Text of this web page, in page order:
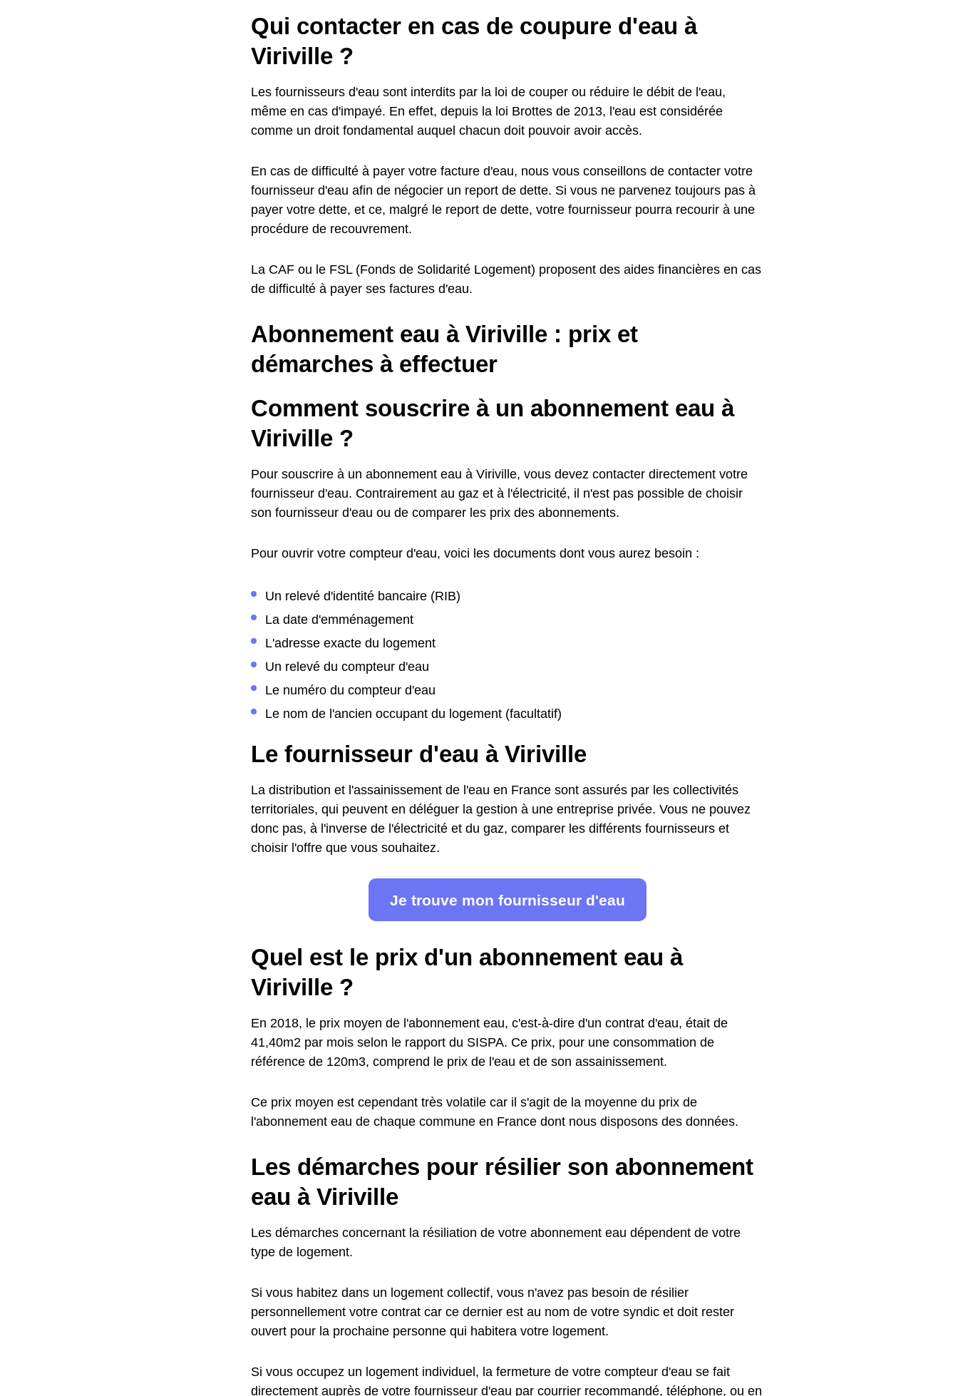
Qui contacter en cas de coupure d'eau à
Viriville ?
Les fournisseurs d'eau sont interdits par la loi de couper ou réduire le débit de l'eau,
même en cas d'impayé. En effet, depuis la loi Brottes de 2013, l'eau est considérée
comme un droit fondamental auquel chacun doit pouvoir avoir accès.
En cas de difficulté à payer votre facture d'eau, nous vous conseillons de contacter votre
fournisseur d'eau afin de négocier un report de dette. Si vous ne parvenez toujours pas à
payer votre dette, et ce, malgré le report de dette, votre fournisseur pourra recourir à une
procédure de recouvrement.
La CAF ou le FSL (Fonds de Solidarité Logement) proposent des aides financières en cas
de difficulté à payer ses factures d'eau.
Abonnement eau à Viriville : prix et
démarches à effectuer
Comment souscrire à un abonnement eau à
Viriville ?
Pour souscrire à un abonnement eau à Viriville, vous devez contacter directement votre
fournisseur d'eau. Contrairement au gaz et à l'électricité, il n'est pas possible de choisir
son fournisseur d'eau ou de comparer les prix des abonnements.
Pour ouvrir votre compteur d'eau, voici les documents dont vous aurez besoin :
Un relevé d'identité bancaire (RIB)
La date d'emménagement
L'adresse exacte du logement
Un relevé du compteur d'eau
Le numéro du compteur d'eau
Le nom de l'ancien occupant du logement (facultatif)
Le fournisseur d'eau à Viriville
La distribution et l'assainissement de l'eau en France sont assurés par les collectivités
territoriales, qui peuvent en déléguer la gestion à une entreprise privée. Vous ne pouvez
donc pas, à l'inverse de l'électricité et du gaz, comparer les différents fournisseurs et
choisir l'offre que vous souhaitez.
Je trouve mon fournisseur d'eau
Quel est le prix d'un abonnement eau à
Viriville ?
En 2018, le prix moyen de l'abonnement eau, c'est-à-dire d'un contrat d'eau, était de
41,40m2 par mois selon le rapport du SISPA. Ce prix, pour une consommation de
référence de 120m3, comprend le prix de l'eau et de son assainissement.
Ce prix moyen est cependant très volatile car il s'agit de la moyenne du prix de
l'abonnement eau de chaque commune en France dont nous disposons des données.
Les démarches pour résilier son abonnement
eau à Viriville
Les démarches concernant la résiliation de votre abonnement eau dépendent de votre
type de logement.
Si vous habitez dans un logement collectif, vous n'avez pas besoin de résilier
personnellement votre contrat car ce dernier est au nom de votre syndic et doit rester
ouvert pour la prochaine personne qui habitera votre logement.
Si vous occupez un logement individuel, la fermeture de votre compteur d'eau se fait
directement auprès de votre fournisseur d'eau par courrier recommandé, téléphone, ou en